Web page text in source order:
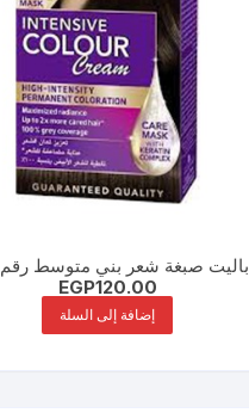
باليت صبغة شعر بني متوسط رقم 0-4
EGP120.00
إضافة إلى السلة